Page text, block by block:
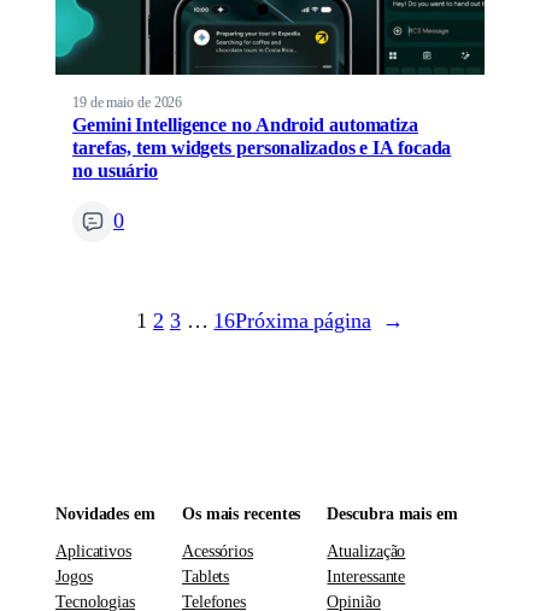
19 de maio de 2026
Gemini Intelligence no Android automatiza
tarefas, tem widgets personalizados e IA focada
no usuário
0
1 2 3 … 16Próxima página →
Novidades em
Aplicativos
Jogos
Tecnologias
Os mais recentes
Acessórios
Tablets
Telefones
Descubra mais em
Atualização
Interessante
Opinião